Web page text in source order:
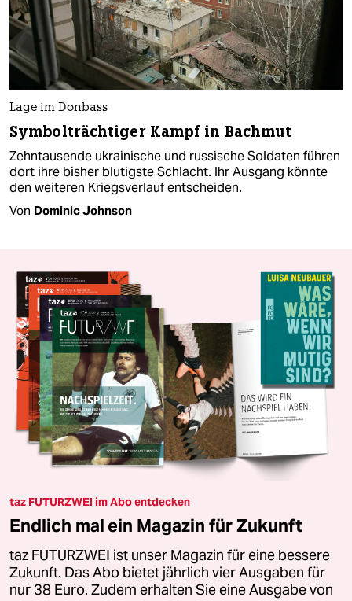
Lage im Donbass
Symbolträchtiger Kampf in Bachmut
Zehntausende ukrainische und russische Soldaten führen
dort ihre bisher blutigste Schlacht. Ihr Ausgang könnte
den weiteren Kriegsverlauf entscheiden.
Von Dominic Johnson
taz FUTURZWEI im Abo entdecken
Endlich mal ein Magazin für Zukunft
taz FUTURZWEI ist unser Magazin für eine bessere
Zukunft. Das Abo bietet jährlich vier Ausgaben für
nur 38 Euro. Zudem erhalten Sie eine Ausgabe von